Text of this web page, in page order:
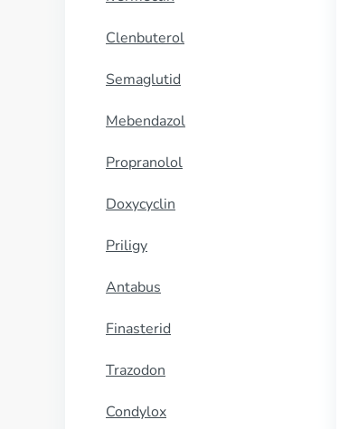
Clenbuterol
Semaglutid
Mebendazol
Propranolol
Doxycyclin
Priligy
Antabus
Finasterid
Trazodon
Condylox